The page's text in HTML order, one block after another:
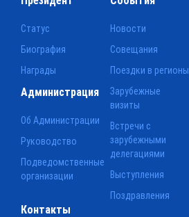
Статус
Биография
Награды
Новости
Совещания
Поездки в регионы
Зарубежные
визиты
Встречи с
зарубежными
делегациями
Выступления
Поздравления
Администрация
Об Администрации
Руководство
Подведомственные
организации
Контакты